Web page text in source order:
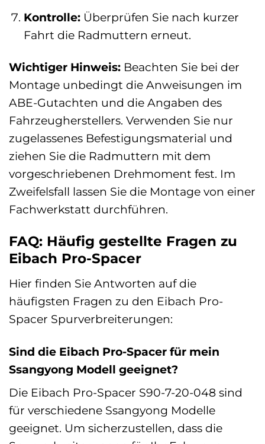
Kontrolle:Überprüfen Sie nach kurzer
Fahrt die Radmuttern erneut.
Wichtiger Hinweis: Beachten Sie bei der
Montage unbedingt die Anweisungen im
ABE-Gutachten und die Angaben des
Fahrzeugherstellers. Verwenden Sie nur
zugelassenes Befestigungsmaterial und
ziehen Sie die Radmuttern mit dem
vorgeschriebenen Drehmoment fest. Im
Zweifelsfall lassen Sie die Montage von einer
Fachwerkstatt durchführen.
FAQ: Häufig gestellte Fragen zu
Eibach Pro-Spacer
Hier finden Sie Antworten auf die
häufigsten Fragen zu den Eibach Pro-
Spacer Spurverbreiterungen:
Sind die Eibach Pro-Spacer für mein
Ssangyong Modell geeignet?
Die Eibach Pro-Spacer S90-7-20-048 sind
für verschiedene Ssangyong Modelle
geeignet. Um sicherzustellen, dass die